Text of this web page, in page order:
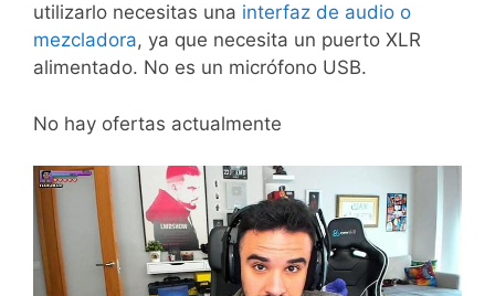
utilizarlo necesitas una interfaz de audio o
mezcladora, ya que necesita un puerto XLR
alimentado. No es un micrófono USB.
No hay ofertas actualmente